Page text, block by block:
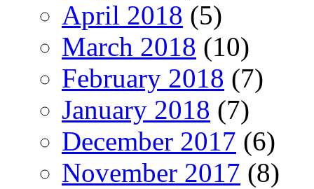
April 2018 (5)
March 2018 (10)
February 2018 (7)
January 2018 (7)
December 2017 (6)
November 2017 (8)